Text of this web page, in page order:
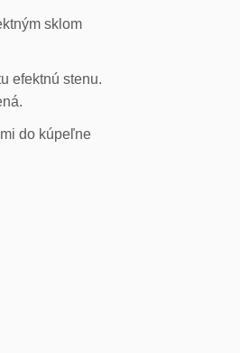
sklom
efektnú stenu.
do kúpeľne